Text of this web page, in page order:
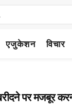
एजुकेशन विचार
पर मजबूर